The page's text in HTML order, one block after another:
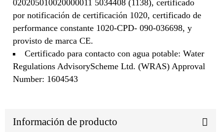
020205010020000011 5034408 (1138), certificado
por notificación de certificación 1020, certificado de
performance constante 1020-CPD- 090-036698, y
provisto de marca CE.
Certificado para contacto con agua potable: Water
Regulations AdvisoryScheme Ltd. (WRAS) Approval
Number: 1604543
Información de producto